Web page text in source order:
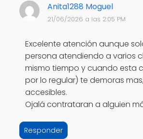
Anita1288 Moguel
21/06/2026 a las 2:05 PM
Excelente atención aunque
persona atendiendo a varios
mismo tiempo y cuando esta
por lo regular) te demoras
accesibles.
Ojalá contrataran a alguien
Responder